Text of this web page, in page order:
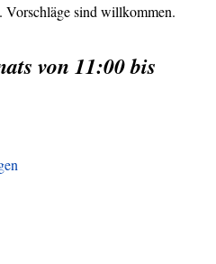
Vorschläge sind willkommen.
von 11:00 bis